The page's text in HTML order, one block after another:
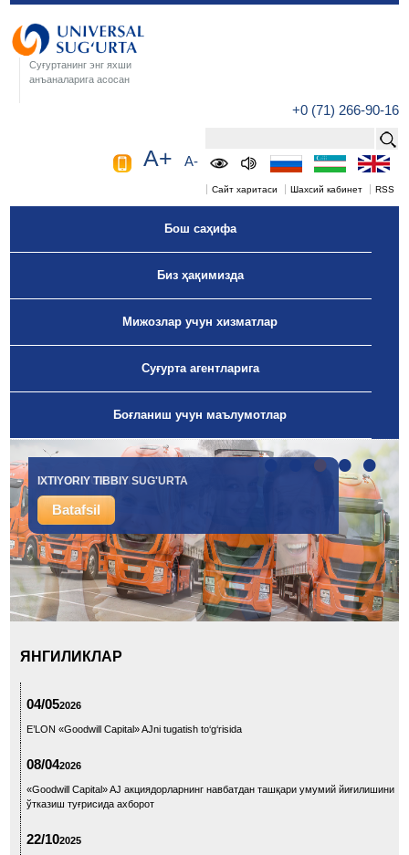
Суғуртанинг энг яхши
анъаналарига асосан
+0 (71) 266-90-16
A+ A-
Сайт харитаси Шахсий кабинет RSS
Бош саҳифа
Биз ҳақимизда
Мижозлар учун хизматлар
Суғурта агентларига
Боғланиш учун маълумотлар
IXTIYORIY TIBBIY SUG'URTA
Batafsil
YUK SUG'URTASI
Batafsil
•••••
ЯНГИЛИКЛАР
04/052026
E’LON «Goodwill Capital» AJni tugatish to‘g‘risida
08/042026
«Goodwill Capital» AJ акциядорларнинг навбатдан ташқари умумий йиғилишини
ўтказиш туғрисида ахборот
22/102025